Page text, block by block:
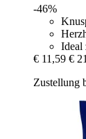
-46%
Ideal
€ 11,59 €
Zustellung